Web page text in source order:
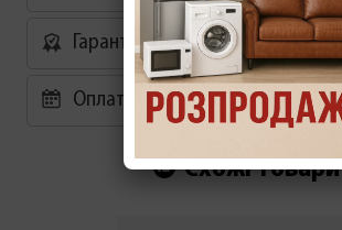
Гарантія
Оплата частинами 0%
Схожі товари